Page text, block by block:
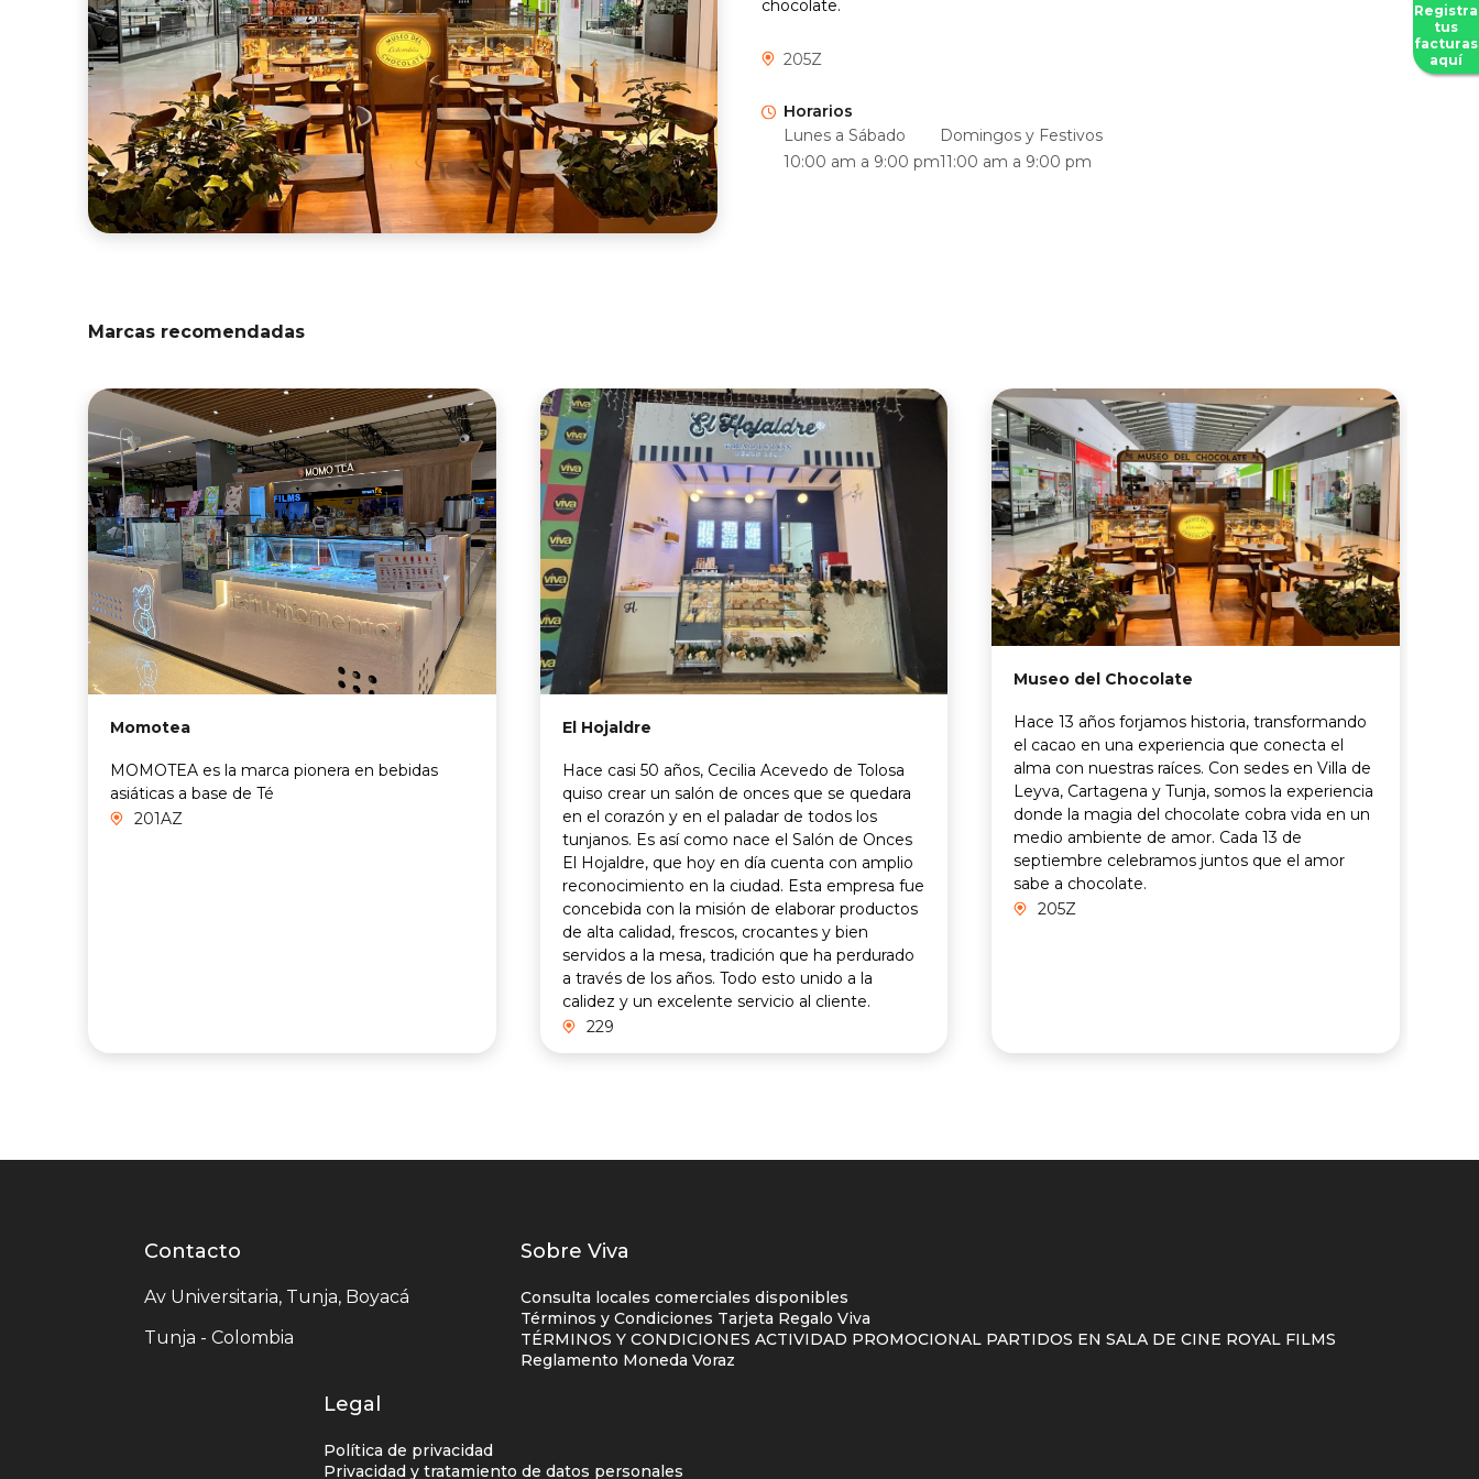
chocolate.
205Z
Horarios
Lunes a Sábado
10:00 am a 9:00 pm
Domingos y Festivos
11:00 am a 9:00 pm
Marcas recomendadas
Momotea
MOMOTEA es la marca pionera en bebidas
asiáticas a base de Té
201AZ
El Hojaldre
Hace casi 50 años, Cecilia Acevedo de Tolosa
quiso crear un salón de onces que se quedara
en el corazón y en el paladar de todos los
tunjanos. Es así como nace el Salón de Onces
El Hojaldre, que hoy en día cuenta con amplio
reconocimiento en la ciudad. Esta empresa fue
concebida con la misión de elaborar productos
de alta calidad, frescos, crocantes y bien
servidos a la mesa, tradición que ha perdurado
a través de los años. Todo esto unido a la
calidez y un excelente servicio al cliente.
229
Museo del Chocolate
Hace 13 años forjamos historia, transformando
el cacao en una experiencia que conecta el
alma con nuestras raíces. Con sedes en Villa de
Leyva, Cartagena y Tunja, somos la experiencia
donde la magia del chocolate cobra vida en un
medio ambiente de amor. Cada 13 de
septiembre celebramos juntos que el amor
sabe a chocolate.
205Z
Contacto
centro
Contacto
Av Universitaria, Tunja, Boyacá
Tunja - Colombia
Listados
enlaces
centro
comercial
Sobre Viva
Consulta locales comerciales disponibles
Términos y Condiciones Tarjeta Regalo Viva
TÉRMINOS Y CONDICIONES ACTIVIDAD PROMOCIONAL PARTIDOS EN SALA DE CINE ROYAL FILMS
Reglamento Moneda Voraz
Legal
Política de privacidad
Privacidad y tratamiento de datos personales
Registra
tus
facturas
aquí